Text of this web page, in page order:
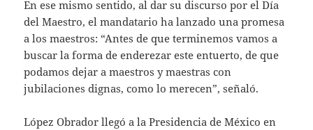
En ese mismo sentido, al dar su discurso por el Día
del Maestro, el mandatario ha lanzado una promesa
a los maestros: “Antes de que terminemos vamos a
buscar la forma de enderezar este entuerto, de que
podamos dejar a maestros y maestras con
jubilaciones dignas, como lo merecen”, señaló.
López Obrador llegó a la Presidencia de México en